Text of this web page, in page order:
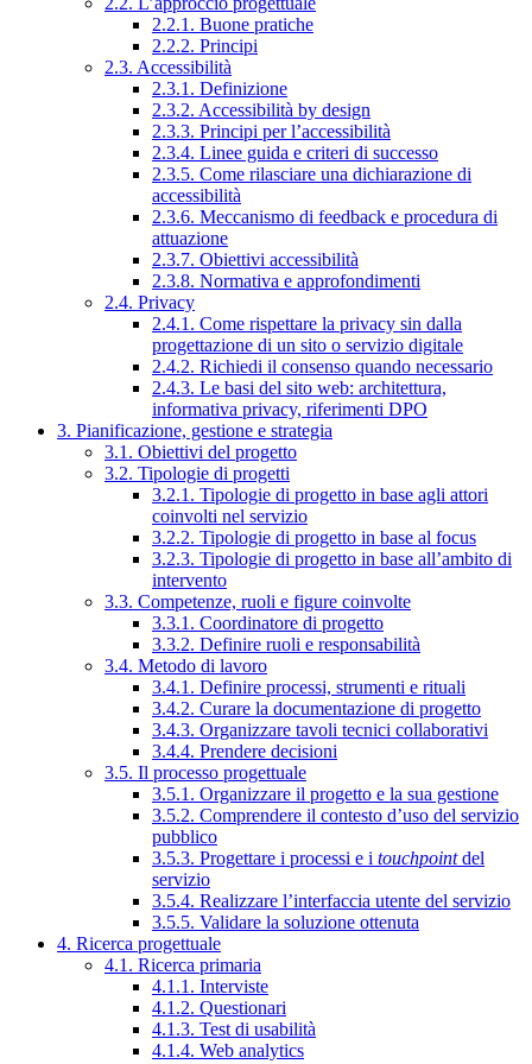
2.2.1. Buone pratiche
2.2.2. Principi
2.3. Accessibilità
2.3.1. Definizione
2.3.2. Accessibilità by design
2.3.3. Principi per l’accessibilità
2.3.4. Linee guida e criteri di successo
2.3.5. Come rilasciare una dichiarazione di
accessibilità
2.3.6. Meccanismo di feedback e procedura di
attuazione
2.3.7. Obiettivi accessibilità
2.3.8. Normativa e approfondimenti
2.4. Privacy
2.4.1. Come rispettare la privacy sin dalla
progettazione di un sito o servizio digitale
2.4.2. Richiedi il consenso quando necessario
2.4.3. Le basi del sito web: architettura,
informativa privacy, riferimenti DPO
3. Pianificazione, gestione e strategia
3.1. Obiettivi del progetto
3.2. Tipologie di progetti
3.2.1. Tipologie di progetto in base agli attori
coinvolti nel servizio
3.2.2. Tipologie di progetto in base al focus
3.2.3. Tipologie di progetto in base all’ambito di
intervento
3.3. Competenze, ruoli e figure coinvolte
3.3.1. Coordinatore di progetto
3.3.2. Definire ruoli e responsabilità
3.4. Metodo di lavoro
3.4.1. Definire processi, strumenti e rituali
3.4.2. Curare la documentazione di progetto
3.4.3. Organizzare tavoli tecnici collaborativi
3.4.4. Prendere decisioni
3.5. Il processo progettuale
3.5.1. Organizzare il progetto e la sua gestione
3.5.2. Comprendere il contesto d’uso del servizio
pubblico
3.5.3. Progettare i processi e i touchpointdel
servizio
3.5.4. Realizzare l’interfaccia utente del servizio
3.5.5. Validare la soluzione ottenuta
4. Ricerca progettuale
4.1. Ricerca primaria
4.1.1. Interviste
4.1.2. Questionari
4.1.3. Test di usabilità
4.1.4. Web analytics